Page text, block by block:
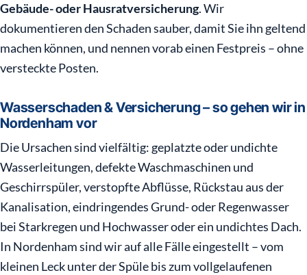
Gebäude- oder Hausratversicherung. Wir
dokumentieren den Schaden sauber, damit Sie ihn geltend
machen können, und nennen vorab einen Festpreis – ohne
versteckte Posten.
Wasserschaden & Versicherung – so gehen wir in
Nordenham vor
Die Ursachen sind vielfältig: geplatzte oder undichte
Wasserleitungen, defekte Waschmaschinen und
Geschirrspüler, verstopfte Abflüsse, Rückstau aus der
Kanalisation, eindringendes Grund- oder Regenwasser
bei Starkregen und Hochwasser oder ein undichtes Dach.
In Nordenham sind wir auf alle Fälle eingestellt – vom
kleinen Leck unter der Spüle bis zum vollgelaufenen